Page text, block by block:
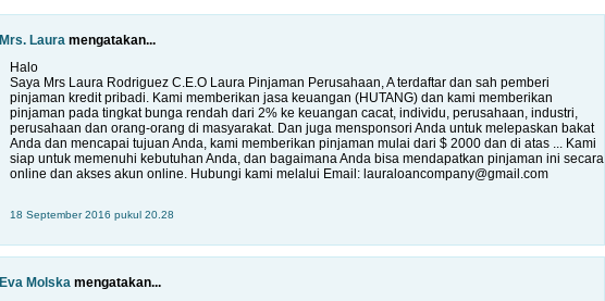
Mrs. Laura mengatakan...
Halo
Saya Mrs Laura Rodriguez C.E.O Laura Pinjaman Perusahaan, A terdaftar dan sah pemberi
pinjaman kredit pribadi. Kami memberikan jasa keuangan (HUTANG) dan kami memberikan
pinjaman pada tingkat bunga rendah dari 2% ke keuangan cacat, individu, perusahaan, industri,
perusahaan dan orang-orang di masyarakat. Dan juga mensponsori Anda untuk melepaskan bakat
Anda dan mencapai tujuan Anda, kami memberikan pinjaman mulai dari $ 2000 dan di atas ... Kami
siap untuk memenuhi kebutuhan Anda, dan bagaimana Anda bisa mendapatkan pinjaman ini secara
online dan akses akun online. Hubungi kami melalui Email: lauraloancompany@gmail.com
18 September 2016 pukul 20.28
Eva Molska mengatakan...